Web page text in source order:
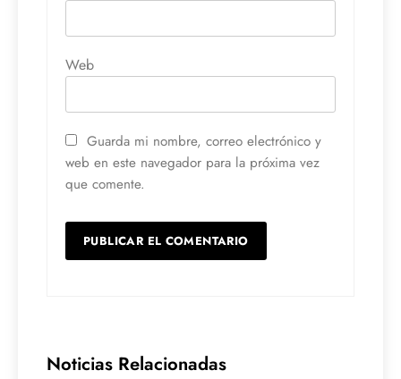
Web
Guarda mi nombre, correo electrónico y
web en este navegador para la próxima vez
que comente.
Noticias Relacionadas